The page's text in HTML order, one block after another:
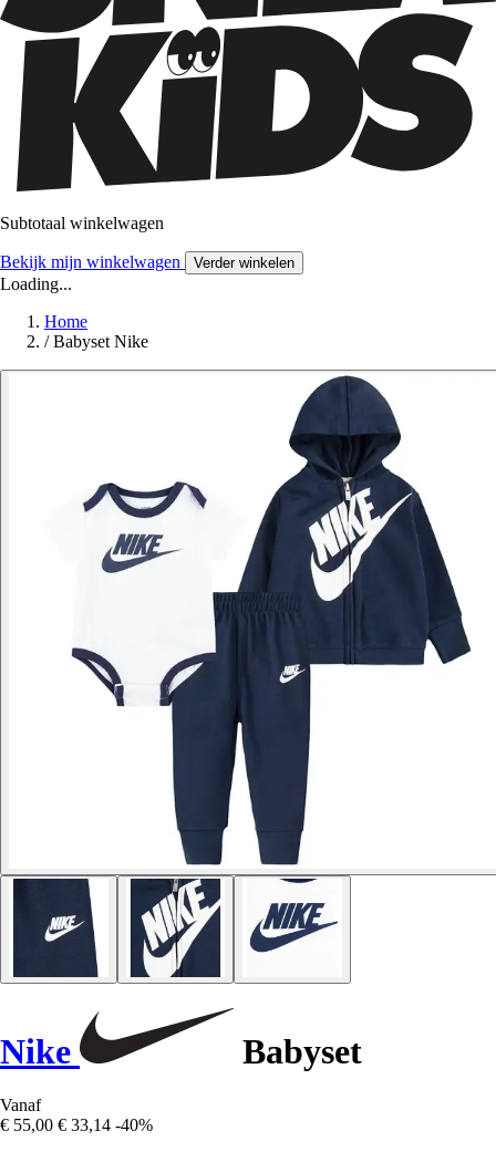
Subtotaal winkelwagen
Bekijk mijn winkelwagen Verder winkelen
Loading...
Home
/ Babyset Nike
Nike Babyset
Vanaf
€ 55,00 € 33,14 -40%